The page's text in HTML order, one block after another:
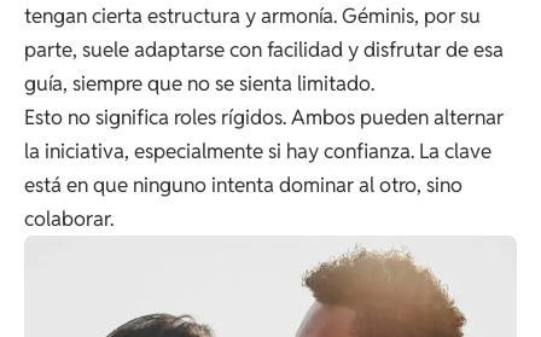
tengan cierta estructura y armonía. Géminis, por su
parte, suele adaptarse con facilidad y disfrutar de esa
guía, siempre que no se sienta limitado.
Esto no significa roles rígidos. Ambos pueden alternar
la iniciativa, especialmente si hay confianza. La clave
está en que ninguno intenta dominar al otro, sino
colaborar.